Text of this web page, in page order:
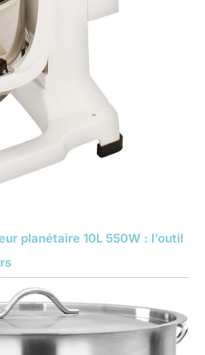
planétaire 10L 550W : l’outil